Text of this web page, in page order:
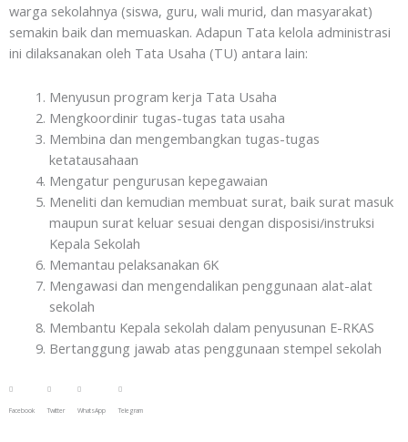
warga sekolahnya (siswa, guru, wali murid, dan masyarakat)
semakin baik dan memuaskan. Adapun Tata kelola administrasi
ini dilaksanakan oleh Tata Usaha (TU) antara lain:
Menyusun program kerja Tata Usaha
Mengkoordinir tugas-tugas tata usaha
Membina dan mengembangkan tugas-tugas
ketatausahaan
Mengatur pengurusan kepegawaian
Meneliti dan kemudian membuat surat, baik surat masuk
maupun surat keluar sesuai dengan disposisi/instruksi
Kepala Sekolah
Memantau pelaksanakan 6K
Mengawasi dan mengendalikan penggunaan alat-alat
sekolah
Membantu Kepala sekolah dalam penyusunan E-RKAS
Bertanggung jawab atas penggunaan stempel sekolah
Facebook Twitter WhatsApp Telegram